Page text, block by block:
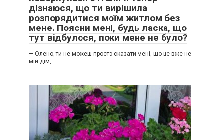
– Ніколи! Ніколи не погоджуся!
– Так… я ж не вам пропоную, – посміхнувся Андрій.
дізнаюся, що ти вирішила
розпорядитися моїм житлом без
мене. Поясни мені, будь ласка, що
тут відбулося, поки мене не було?
— Олено, ти не можеш просто сказати мені, що це вже не
мій дім,